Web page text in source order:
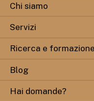
Chi siamo
Servizi
Ricerca e formazione
Blog
Hai domande?